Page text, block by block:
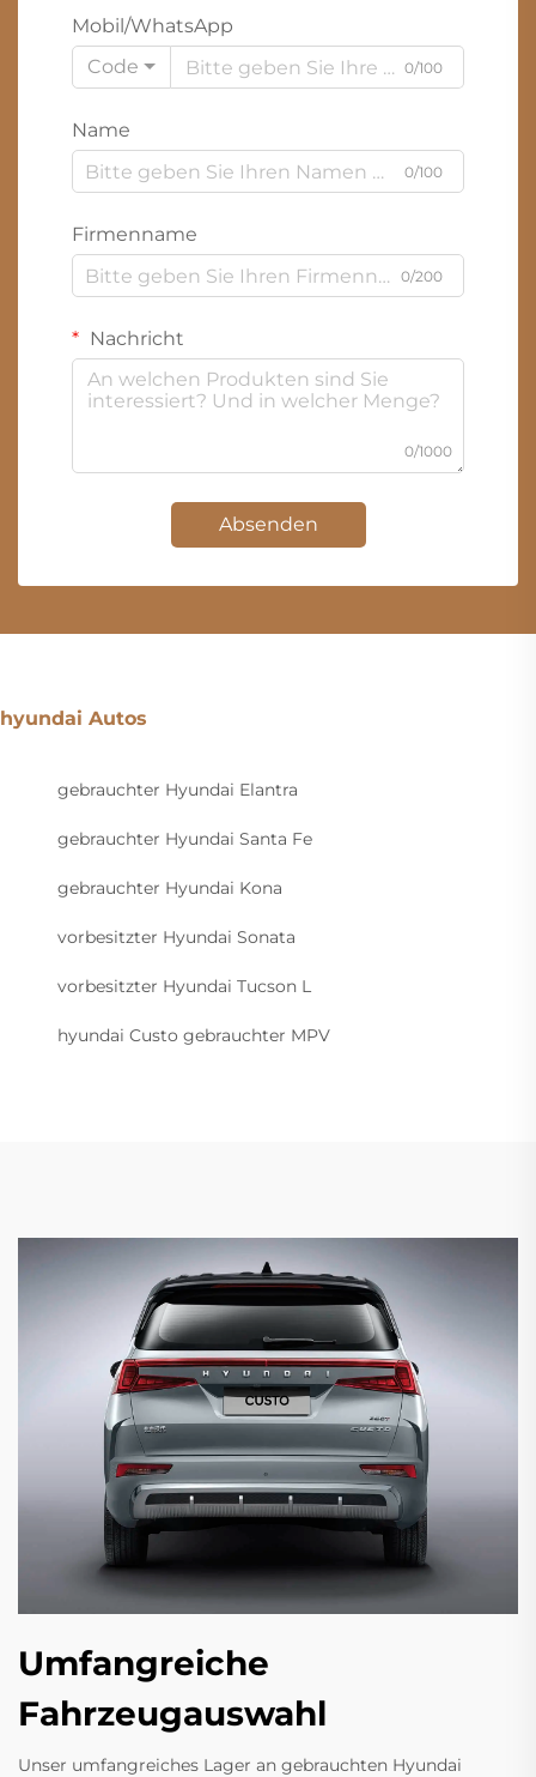
Mobil/WhatsApp
Code
0/100
Name
0/100
Firmenname
0/200
Nachricht
0/1000
Absenden
hyundai Autos
gebrauchter Hyundai Elantra
gebrauchter Hyundai Santa Fe
gebrauchter Hyundai Kona
vorbesitzter Hyundai Sonata
vorbesitzter Hyundai Tucson L
hyundai Custo gebrauchter MPV
Umfangreiche
Fahrzeugauswahl
Unser umfangreiches Lager an gebrauchten Hyundai